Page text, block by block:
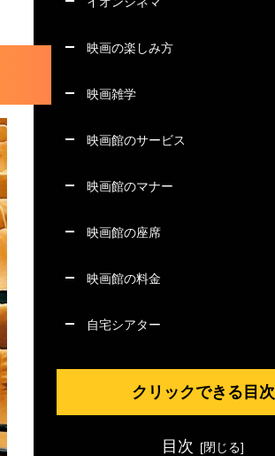
映画の楽しみ方
映画雑学
映画館のサービス
映画館のマナー
映画館の座席
映画館の料金
自宅シアター
クリックできる目次
目次